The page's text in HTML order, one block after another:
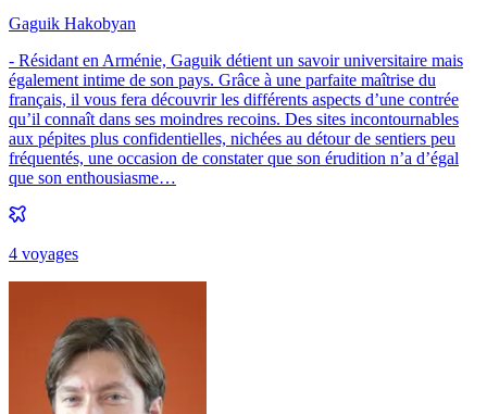
Gaguik Hakobyan
- Résidant en Arménie, Gaguik détient un savoir universitaire mais
également intime de son pays. Grâce à une parfaite maîtrise du
français, il vous fera découvrir les différents aspects d’une contrée
qu’il connaît dans ses moindres recoins. Des sites incontournables
aux pépites plus confidentielles, nichées au détour de sentiers peu
fréquentés, une occasion de constater que son érudition n’a d’égal
que son enthousiasme…
4 voyages